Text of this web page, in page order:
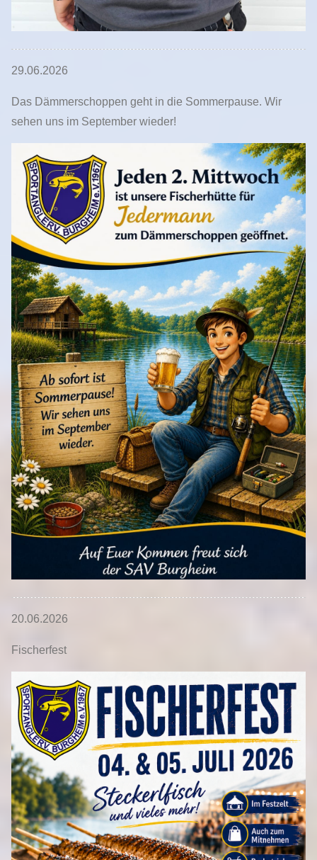
29.06.2026
Das Dämmerschoppen geht in die Sommerpause. Wir
sehen uns im September wieder!
20.06.2026
Fischerfest